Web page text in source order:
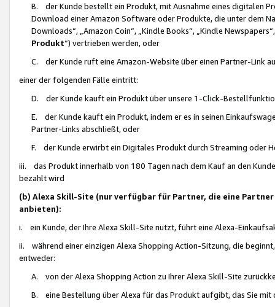
B. der Kunde bestellt ein Produkt, mit Ausnahme eines digitalen
Download einer Amazon Software oder Produkte, die unter dem
Downloads“, „Amazon Coin“, „Kindle Books“, „Kindle
Produkt“) vertrieben werden, oder
C. der Kunde ruft eine Amazon-Website über einen Partner-Link
einer der folgenden Fälle eintritt:
D. der Kunde kauft ein Produkt über unsere 1-Click-
E. der Kunde kauft ein Produkt, indem er es in seinen
Partner-Links abschließt, oder
F. der Kunde erwirbt ein Digitales Produkt durch Streaming oder
iii. das Produkt innerhalb von 180 Tagen nach dem Kauf an den
bezahlt wird
(b) Alexa Skill-Site (nur verfügbar für Partner, die eine
anbieten):
i. ein Kunde, der Ihre Alexa Skill-Site nutzt, führt eine Alexa-
ii. während einer einzigen Alexa Shopping Action-Sitzung, die
entweder:
A. von der Alexa Shopping Action zu Ihrer Alexa Skill-Site
B. eine Bestellung über Alexa für das Produkt aufgibt, das Sie mit